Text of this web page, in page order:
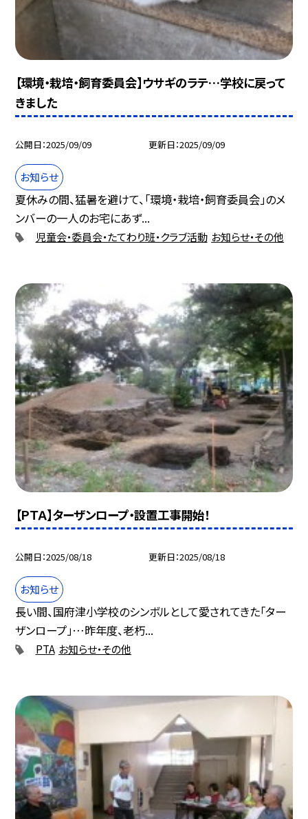
【環境・栽培・飼育委員会】ウサギのラテ…学校に戻って
きました
公開日 2025/09/09 更新日 2025/09/09
お知らせ
夏休みの間、猛暑を避けて、「環境・栽培・飼育委員会」のメ
ンバーの一人のお宅にあず...
児童会・委員会・たてわり班・クラブ活動 お知らせ・その他
【ＰＴＡ】ターザンロープ・設置工事開始！
公開日 2025/08/18 更新日 2025/08/18
お知らせ
長い間、国府津小学校のシンボルとして愛されてきた「ター
ザンロープ」…昨年度、老朽...
PTA お知らせ・その他